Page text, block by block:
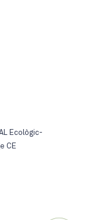
Ecològic-
CE